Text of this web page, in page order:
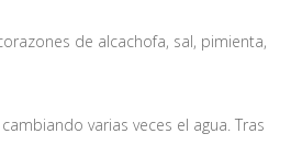
de alcachofa, sal, pimienta,
varias veces el agua. Tras